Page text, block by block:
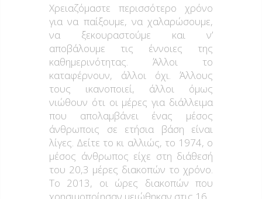
Χρειαζόμαστε περισσότερο χρόνο
για να παίξουμε, να χαλαρώσουμε,
να ξεκουραστούμε και ν’
αποβάλουμε τις έννοιες της
καθημερινότητας. Άλλοι το
καταφέρνουν, άλλοι όχι. Άλλους
τους ικανοποιεί, άλλοι όμως
νιώθουν ότι οι μέρες για διάλλειμα
που απολαμβάνει ένας μέσος
άνθρωποις σε ετήσια βάση είναι
λίγες. Δείτε το κι αλλιώς, το 1974, ο
μέσος άνθρωπος είχε στη διάθεσή
του 20,3 μέρες διακοπών το χρόνο.
Το 2013, οι ώρες διακοπών που
χρησιμοποίησαν μειώθηκαν στις 16.